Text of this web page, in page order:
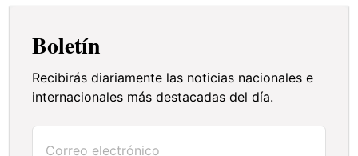
Boletín
Recibirás diariamente las noticias nacionales e
internacionales más destacadas del día.